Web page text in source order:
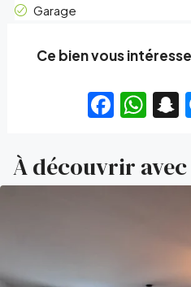
Garage
Ce bien vous
À découvrir